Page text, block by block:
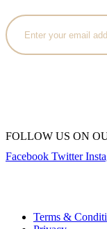
FOLLOW US ON
Facebook Twitter
Terms &